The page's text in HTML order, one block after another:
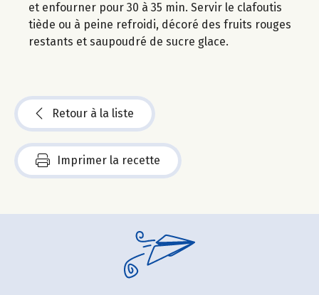
et enfourner pour 30 à 35 min. Servir le clafoutis
tiède ou à peine refroidi, décoré des fruits rouges
restants et saupoudré de sucre glace.
Retour à la liste
Imprimer la recette